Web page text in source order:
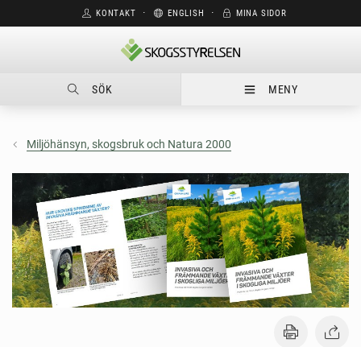
KONTAKT ⋅ ENGLISH ⋅ MINA SIDOR
SÖK MENY
Miljöhänsyn, skogsbruk och Natura 2000